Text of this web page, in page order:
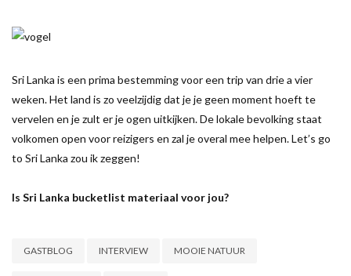
Sri Lanka is een prima bestemming voor een trip van drie a vier
weken. Het land is zo veelzijdig dat je je geen moment hoeft te
vervelen en je zult er je ogen uitkijken. De lokale bevolking staat
volkomen open voor reizigers en zal je overal mee helpen. Let’s go
to Sri Lanka zou ik zeggen!
Is Sri Lanka bucketlist materiaal voor jou?
GASTBLOG INTERVIEW MOOIE NATUUR